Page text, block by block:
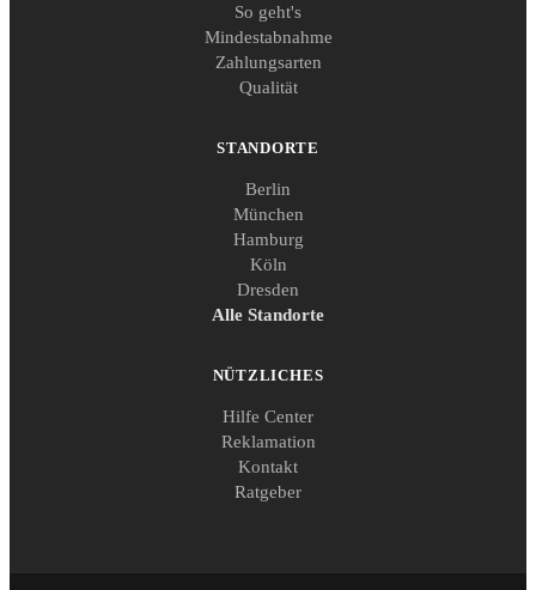
So geht's
Mindestabnahme
Zahlungsarten
Qualität
STANDORTE
Berlin
München
Hamburg
Köln
Dresden
Alle Standorte
NÜTZLICHES
Hilfe Center
Reklamation
Kontakt
Ratgeber